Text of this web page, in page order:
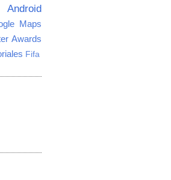
Android
Maps
Awards
Fifa